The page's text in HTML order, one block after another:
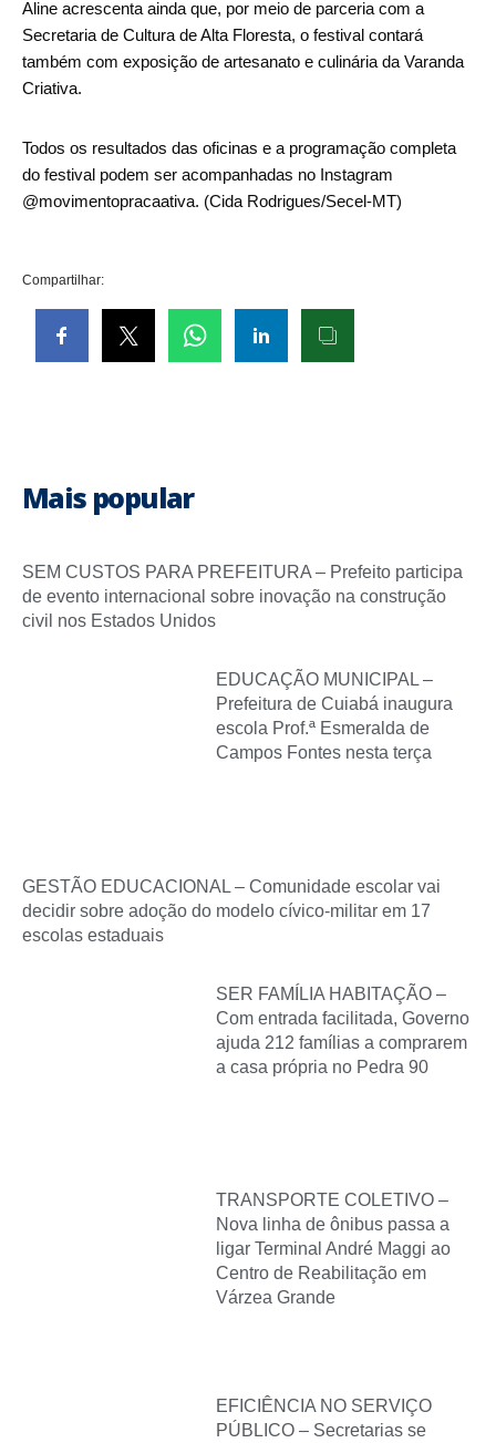
Aline acrescenta ainda que, por meio de parceria com a
Secretaria de Cultura de Alta Floresta, o festival contará
também com exposição de artesanato e culinária da Varanda
Criativa.
Todos os resultados das oficinas e a programação completa
do festival podem ser acompanhadas no Instagram
@movimentopracaativa. (Cida Rodrigues/Secel-MT)
Compartilhar:
Mais popular
SEM CUSTOS PARA PREFEITURA – Prefeito participa
de evento internacional sobre inovação na construção
civil nos Estados Unidos
EDUCAÇÃO MUNICIPAL –
Prefeitura de Cuiabá inaugura
escola Prof.ª Esmeralda de
Campos Fontes nesta terça
GESTÃO EDUCACIONAL – Comunidade escolar vai
decidir sobre adoção do modelo cívico-militar em 17
escolas estaduais
SER FAMÍLIA HABITAÇÃO –
Com entrada facilitada, Governo
ajuda 212 famílias a comprarem
a casa própria no Pedra 90
TRANSPORTE COLETIVO –
Nova linha de ônibus passa a
ligar Terminal André Maggi ao
Centro de Reabilitação em
Várzea Grande
EFICIÊNCIA NO SERVIÇO
PÚBLICO – Secretarias se